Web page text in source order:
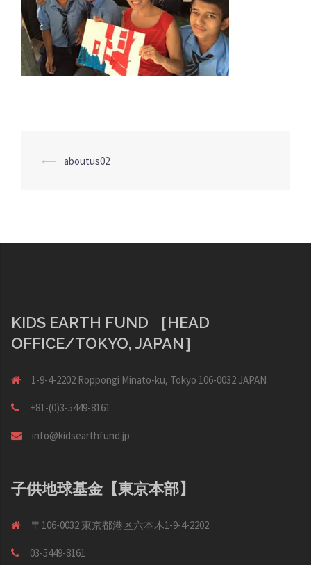
投
ゲ
ン
⟵ aboutus02
KIDS EARTH FUND ［HEAD
OFFICE/TOKYO, JAPAN］
1-9-4-2202 Roppongi Minato-ku, Tokyo 106-0032 JAPAN
+81-(0)3-5449-8161
info@kidsearthfund.jp
子供地球基金【東京本部】
〒106-0032 東京都港区六本木1-9-4-2202
03-5449-8161